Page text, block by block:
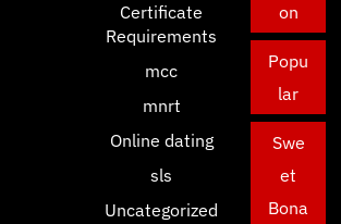
Certificate
Requirements
mcc
mnrt
Online dating
sls
Uncategorized
on
Popu
lar
Swe
et
Bona